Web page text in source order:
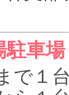
駐車
で１